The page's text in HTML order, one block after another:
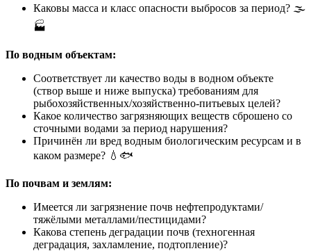
Каковы масса и класс опасности выбросов за период? 🌫️
🏭
По водным объектам:
Соответствует ли качество воды в водном объекте
(створ выше и ниже выпуска) требованиям для
рыбохозяйственных/хозяйственно-питьевых целей?
Какое количество загрязняющих веществ сброшено со
сточными водами за период нарушения?
Причинён ли вред водным биологическим ресурсам и в
каком размере? 💧🐟
По почвам и землям:
Имеется ли загрязнение почв нефтепродуктами/
тяжёлыми металлами/пестицидами?
Какова степень деградации почв (техногенная
деградация, захламление, подтопление)?